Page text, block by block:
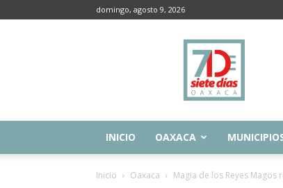
domingo, agosto 9, 2026
Siete
Días
Oaxaca
INICIO OAXACA
Inicio Oaxaca Magia de los Reyes Magos